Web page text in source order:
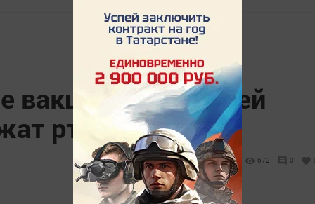
вакцины для детей
ртути
672 0